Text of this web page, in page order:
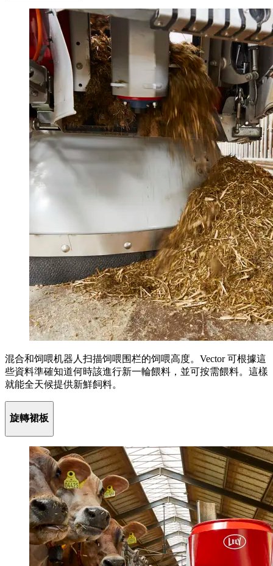
混合和饲喂机器人扫描饲喂围栏的饲喂高度。Vector 可根據這
些資料準確知道何時該進行新一輪餵料，並可按需餵料。這樣
就能全天候提供新鮮飼料。
旋轉裙板